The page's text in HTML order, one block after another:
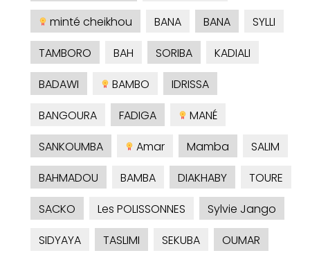
minté cheikhou
BANA BANA
SYLLI
TAMBORO
BAH SORIBA
KADIALI
BADAWI
BAMBO
IDRISSA
BANGOURA
FADIGA
MANÉ
SANKOUMBA
Amar Mamba
SALIM
BAHMADOU
BAMBA DIAKHABY
TOURE
SACKO
Les POLISSONNES
Sylvie Jango
SIDYAYA
TASLIMI SEKUBA
OUMAR